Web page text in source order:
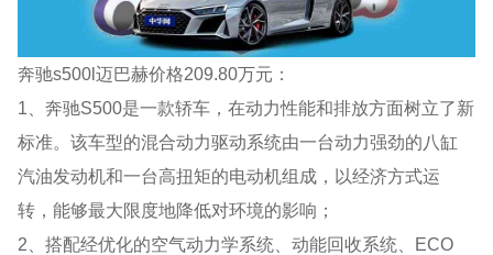
奔驰s500l迈巴赫价格209.80万元：
1、奔驰S500是一款轿车，在动力性能和排放方面树立了新
标准。该车型的混合动力驱动系统由一台动力强劲的八缸
汽油发动机和一台高扭矩的电动机组成，以经济方式运
转，能够最大限度地降低对环境的影响；
2、搭配经优化的空气动力学系统、动能回收系统、ECO